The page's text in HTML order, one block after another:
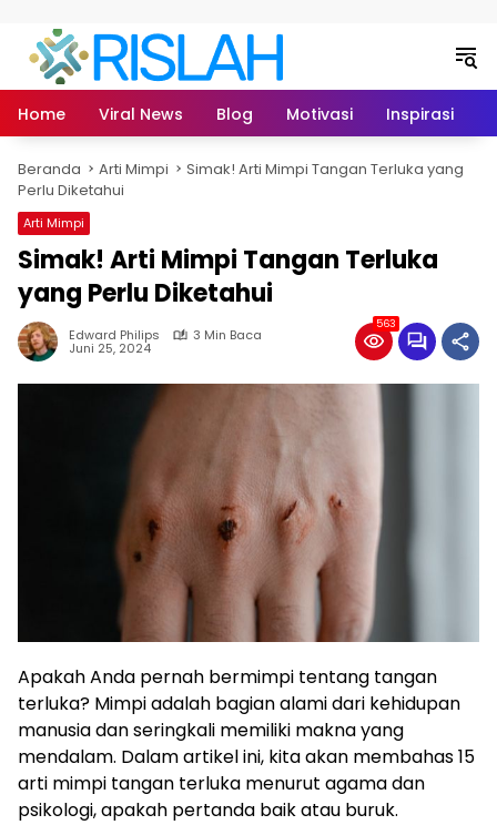
Home Viral News Blog Motivasi Inspirasi
Beranda Arti Mimpi
Simak! Arti Mimpi Tangan Terluka yang
Perlu Diketahui
Arti Mimpi
Simak! Arti Mimpi Tangan Terluka
yang Perlu Diketahui
Edward Philips 3 Min Baca
Juni 25, 2024
563
Apakah Anda pernah bermimpi tentang tangan
terluka? Mimpi adalah bagian alami dari kehidupan
manusia dan seringkali memiliki makna yang
mendalam. Dalam artikel ini, kita akan membahas 15
arti mimpi tangan terluka menurut agama dan
psikologi, apakah pertanda baik atau buruk.